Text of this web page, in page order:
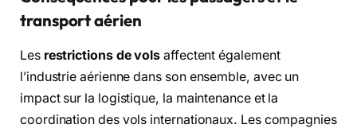
transport aérien
Les restrictions de vols affectent également
l’industrie aérienne dans son ensemble, avec un
impact sur la logistique, la maintenance et la
coordination des vols internationaux. Les compagnies